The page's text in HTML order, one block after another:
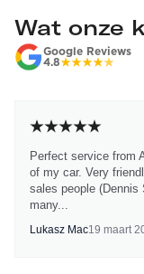
Wat onze
Google Reviews
4.8
Perfect service from
of my car. Very
sales people
many...
Lukasz Mac19 maart